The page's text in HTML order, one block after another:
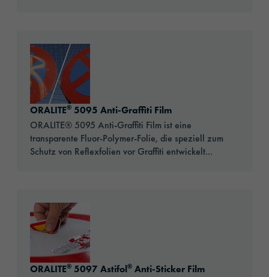
ORALITE® 5095 Anti-Graffiti Film
ORALITE® 5095 Anti-Graffiti Film ist eine
transparente Fluor-Polymer-Folie, die speziell zum
Schutz von Reflexfolien vor Graffiti entwickelt...
ORALITE® 5097 Astifol® Anti-Sticker Film